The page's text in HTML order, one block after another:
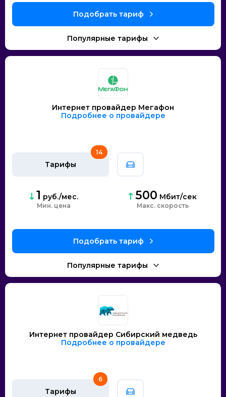
Интернет провайдер Мегафон
Подробнее о провайдере
Тарифы
14
1 руб./мес.
Мин. цена
500 Мбит/сек
скорость
Интернет провайдер Сибирский медведь
Подробнее о провайдере
Тарифы
6